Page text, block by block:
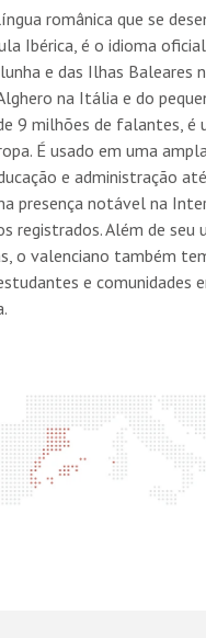
românica que se
Ibérica, é o idioma
e das Ilhas Baleares
na Itália e do
9 milhões de falantes, é
É usado em uma
e administração
presença notável na
registrados. Além de seu
o valenciano também
e comunidades